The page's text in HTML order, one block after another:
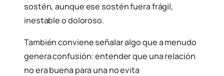
sostén, aunque ese sostén fuera frágil,
inestable o doloroso.
También conviene señalar algo que a menudo
genera confusión: entender que una relación
no era buena para una no evita